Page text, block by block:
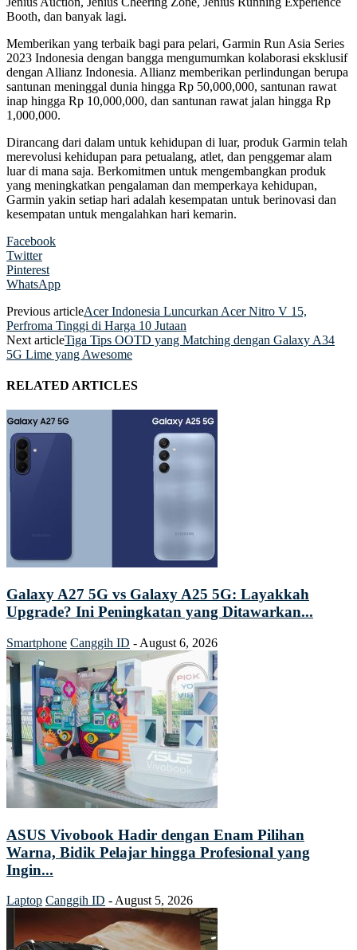
Booth, dan banyak lagi.
Memberikan yang terbaik bagi para pelari, Garmin Run Asia Series
2023 Indonesia dengan bangga mengumumkan kolaborasi eksklusif
dengan Allianz Indonesia. Allianz memberikan perlindungan berupa
santunan meninggal dunia hingga Rp 50,000,000, santunan rawat
inap hingga Rp 10,000,000, dan santunan rawat jalan hingga Rp
1,000,000.
Dirancang dari dalam untuk kehidupan di luar, produk Garmin telah
merevolusi kehidupan para petualang, atlet, dan penggemar alam
luar di mana saja. Berkomitmen untuk mengembangkan produk
yang meningkatkan pengalaman dan memperkaya kehidupan,
Garmin yakin setiap hari adalah kesempatan untuk berinovasi dan
kesempatan untuk mengalahkan hari kemarin.
Facebook
Twitter
Pinterest
WhatsApp
Previous articleAcer Indonesia Luncurkan Acer Nitro V 15,
Perfroma Tinggi di Harga 10 Jutaan
Next articleTiga Tips OOTD yang Matching dengan Galaxy A34
5G Lime yang Awesome
RELATED ARTICLES
Galaxy A27 5G vs Galaxy A25 5G: Layakkah
Upgrade? Ini Peningkatan yang Ditawarkan...
Smartphone Canggih ID - August 6, 2026
ASUS Vivobook Hadir dengan Enam Pilihan
Warna, Bidik Pelajar hingga Profesional yang
Ingin...
Laptop Canggih ID - August 5, 2026